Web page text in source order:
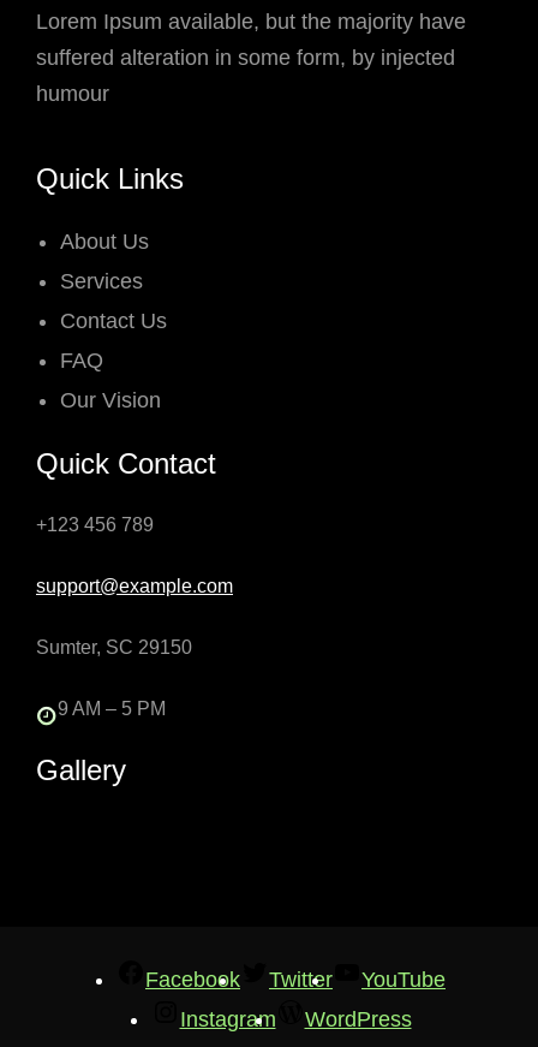
Lorem Ipsum available, but the majority have
suffered alteration in some form, by injected
humour
Quick Links
About Us
Services
Contact Us
FAQ
Our Vision
Quick Contact
+123 456 789
support@example.com
Sumter, SC 29150
9 AM – 5 PM
Gallery
Facebook Twitter
YouTube
Instagram
WordPress